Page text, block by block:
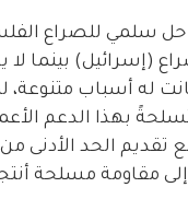
حل سلمي للصراع
(إسرائيل) بينما
له أسباب
بهذا الدعم
الحد الأدنى
إلى مقاومة مسلحة